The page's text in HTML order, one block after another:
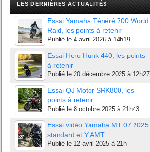
LES DERNIÈRES ACTUALITÉS
Essai Yamaha Ténéré 700 World
Raid, les points à retenir
Publié le 4 avril 2026 à 14h19
Essai Hero Hunk 440, les points
à retenir
Publié le 20 décembre 2025 à 12h27
Essai QJ Motor SRK800, les
points à retenir
Publié le 8 octobre 2025 à 21h43
Essai vidéo Yamaha MT 07 2025
standard et Y AMT
Publié le 12 avril 2025 à 21h